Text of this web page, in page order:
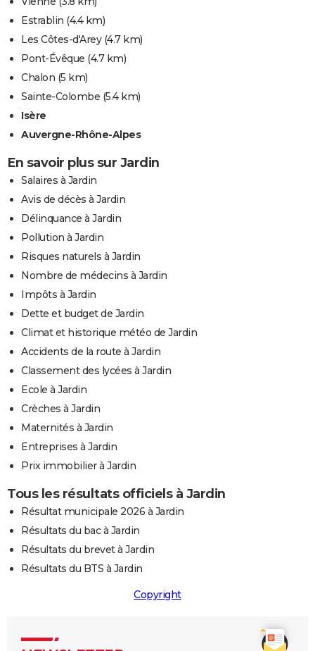
Estrablin (4.4 km)
Les Côtes-d'Arey(4.7 km)
Pont-Évêque (4.7 km)
Chalon (5 km)
Sainte-Colombe (5.4 km)
Isère
Auvergne-Rhône-Alpes
En savoir plus sur Jardin
Salaires à Jardin
Avis de décès à Jardin
Délinquance à Jardin
Pollution à Jardin
Risques naturels à Jardin
Nombre de médecins à Jardin
Impôts à Jardin
Dette et budget de Jardin
Climat et historique météo de Jardin
Accidents de la route à Jardin
Classement des lycées à Jardin
Ecole à Jardin
Crèches à Jardin
Maternités à Jardin
Entreprises à Jardin
Prix immobilier à Jardin
Tous les résultats officiels à Jardin
Résultat municipale 2026 à Jardin
Résultats du bac à Jardin
Résultats du brevet à Jardin
Résultats du BTS à Jardin
Copyright